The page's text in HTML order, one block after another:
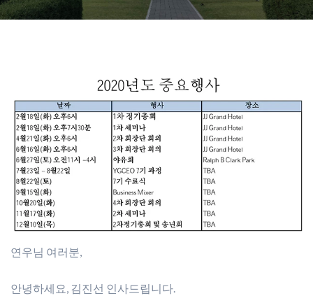
연우님 여러분,
안녕하세요, 김진선 인사드립니다.